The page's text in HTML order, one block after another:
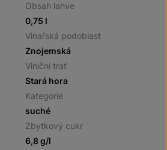
Obsah lahve
0,75 l
Vinařská podoblast
Znojemská
Viniční trať
Stará hora
Kategorie
suché
Zbytkový cukr
6,8 g/l